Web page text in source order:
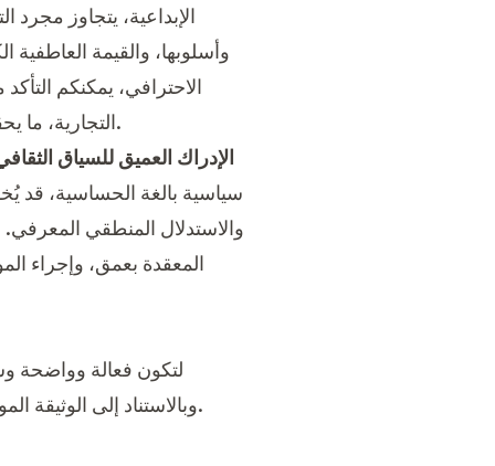
الإبداعية، يتجاوز مجرد
التجارية، ماالفعالة ويوطد الروابط العاطفية العميقة مع الجمهور المستهدف عالمياً.
الإدراك العميق للسياق
سياسية بالغة الحساسية، قد
والاستدلال المنطقي المعرفي.
المعقدة بعمق، وإجراء
وبالاستناد إلىبسرعة.